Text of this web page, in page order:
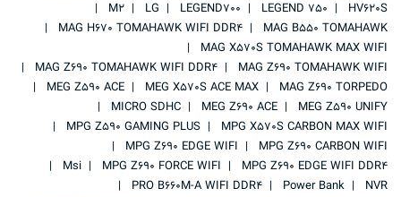
HV620S
LEGEND 750
LEGEND700
LG
M2
MAG B550 TOMAHAWK
MAG H670 TOMAHAWK WIFI DDR4
MAG X570S TOMAHAWK MAX WIFI
MAG Z690 TOMAHAWK WIFI
MAG Z690 TOMAHAWK WIFI DDR4
MAG Z690 TORPEDO
MEG X570S ACE MAX
MEG Z590 ACE
MEG Z590 UNIFY
MEG Z690 ACE
MICRO SDHC
MPG X570S CARBON MAX WIFI
MPG Z590 GAMING PLUS
MPG Z690 CARBON WIFI
MPG Z690 EDGE WIFI
MPG Z690 EDGE WIFI DDR4
MPG Z690 FORCE WIFI
Msi
NVR
Power Bank
PRO B660M-A WIFI DDR4